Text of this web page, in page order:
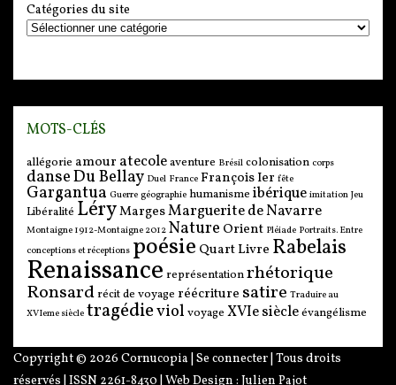
Catégories du site
MOTS-CLÉS
allégorie amour atecoleaventure Brésil colonisation corps
danseDu Bellay Duel France François Ier fête
Gargantua Guerre géographie humanisme ibérique imitation Jeu
Libéralité LéryMargesMarguerite de Navarre
Montaigne 1912-Montaigne 2012 Nature Orient Pléiade Portraits. Entre
conceptions et réceptions poésie Quart Livre Rabelais
Renaissance représentationrhétorique
Ronsardrécit de voyage réécriture satire Traduire au
XVIeme siècle tragédieviol voyage XVIe siècleévangélisme
Copyright © 2026 Cornucopia Se connecter | Tous droits
réservés | ISSN 2261-8430 | Web Design : Julien Pajot